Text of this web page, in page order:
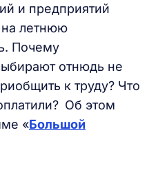
и предприятий
на летнюю
Почему
отнюдь не
к труду? Что
Об этом
«Большой